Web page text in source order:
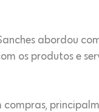
abordou
os produtos e